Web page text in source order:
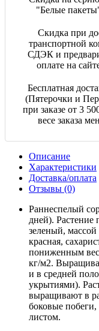
"Белые
Скидка при
транспортной
СДЭК и
оплате на
Бесплатная
(Пятерочки и
при заказе от 3
весе заказа
Описание
Характеристики
Доставка/оплата
Отзывы (0)
Раннеспелый
дней). Растение
зеленый,
красная,
пониженным
кг/м2.
и в средней
укрытиями).
выращивают в
боковые
листом.